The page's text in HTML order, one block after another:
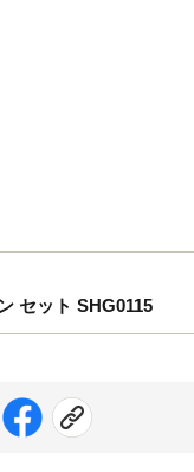
セット SHG0115